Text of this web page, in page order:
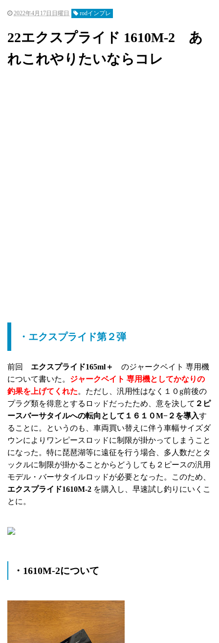
2022年4月17日日曜日 rodインプレ
22エクスプライド 1610M-2 あ
れこれやりたいならコレ
・エクスプライド第２弾
前回 エクスプライド165ml＋
のジャークベイト 専用機
について書いた。 ジャークベイト 専用機としてかなりの
釣果を上げてくれた。ただし、汎用性はなく１０g前後の
プラグ類を得意とするロッドだったため、意を決して ２ピ
ースバーサタイルへの転向として１６１０M−２を導入す
ることに。というのも、車両買い替えに伴う車幅サイズダ
ウンによりワンピースロッドに制限が掛かってしまうこと
になった。特に琵琶湖等に遠征を行う場合、多人数だとタ
ックルに制限が掛かることからどうしても２ピースの汎用
モデル・バーサタイルロッドが必要となった。このため、
エクスプライド1610M-2 を購入し、早速試し釣りにいくこ
とに。
・1610M-2について